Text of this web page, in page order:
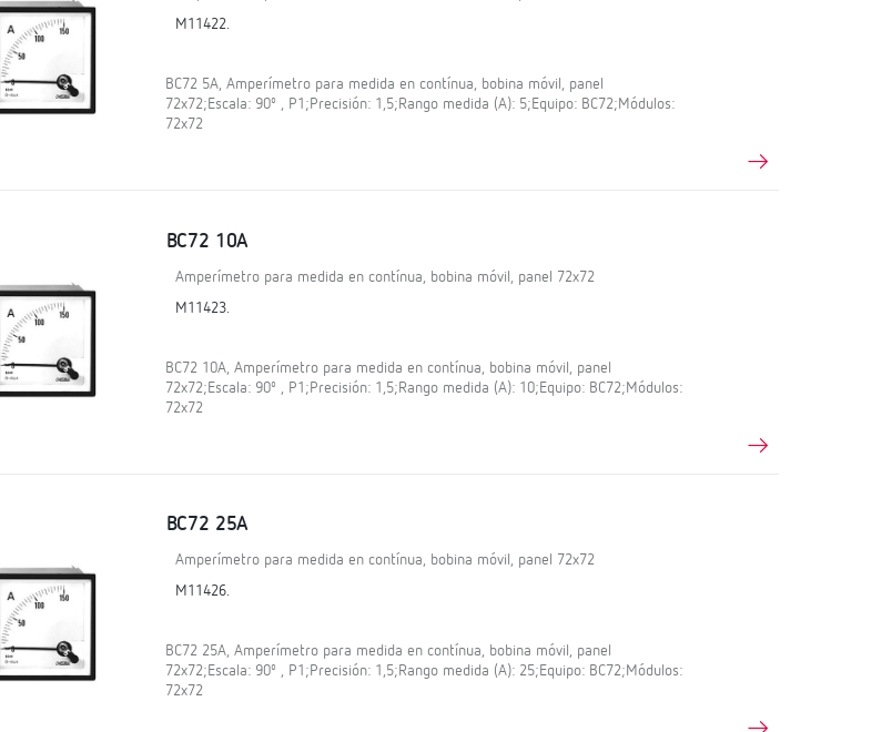
M11422.
BC72 5A, Amperímetro para medida en contínua, bobina móvil, panel
72x72;Escala: 90º , P1;Precisión: 1,5;Rango medida (A): 5;Equipo: BC72;Módulos:
72x72
BC72 10A
Amperímetro para medida en contínua, bobina móvil, panel 72x72
M11423.
BC72 10A, Amperímetro para medida en contínua, bobina móvil, panel
72x72;Escala: 90º , P1;Precisión: 1,5;Rango medida (A): 10;Equipo: BC72;Módulos:
72x72
BC72 25A
Amperímetro para medida en contínua, bobina móvil, panel 72x72
M11426.
BC72 25A, Amperímetro para medida en contínua, bobina móvil, panel
72x72;Escala: 90º , P1;Precisión: 1,5;Rango medida (A): 25;Equipo: BC72;Módulos:
72x72